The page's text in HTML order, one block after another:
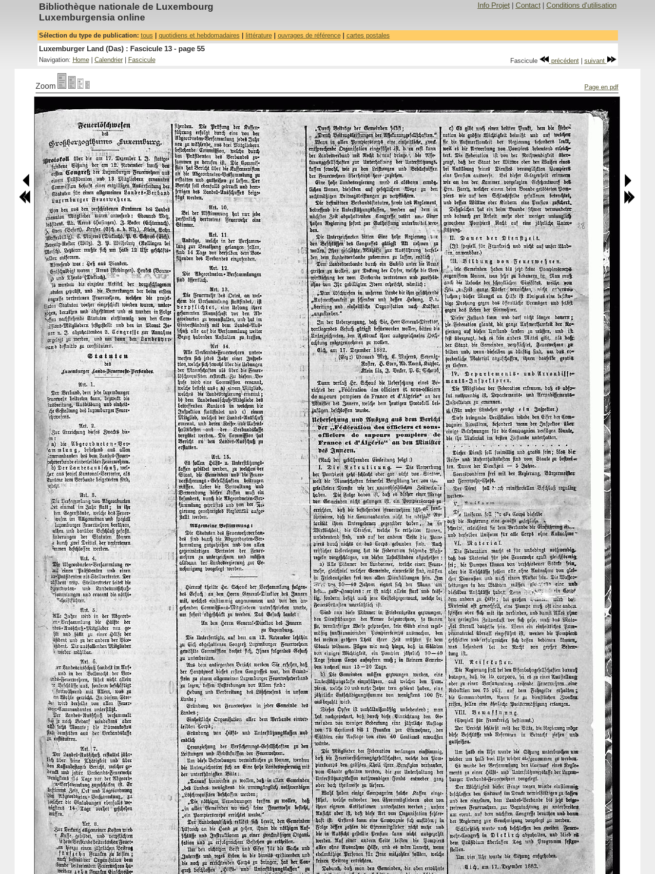
Bibliothèque nationale de Luxembourg
Luxemburgensia online
Info Projet| Contact| Conditions d'utilisation
Sélection du type de publication: tous quotidiens et hebdomadaires littérature| ouvrages de référence| cartes postales
Luxemburger Land (Das) : Fascicule 13 - page 55
Navigation: Home| Calendrier| Fascicule Fascicule précédent| suivant
Zoom Page en pdf